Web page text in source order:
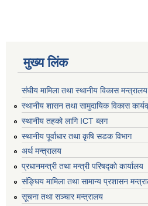
मुख्य लिंक
संघीय मामिला तथा स्थानीय विकास मन्त्रालय
स्थानीय शासन तथा सामुदायिक विकास
स्थानीय तहको लागि ICT ब्लग
स्थानीय पूर्वाधार तथा कृषि सडक विभाग
अर्थ मन्त्रालय
प्रधानमन्त्री तथा मन्त्री परिषद्काे कार्यालय
संङ्घिय मामिला तथा सामान्य प्रशासन
सूचना तथा सञ्चार मन्त्रालय